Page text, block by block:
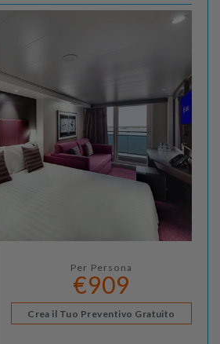
Per Persona
€909
Crea il Tuo Preventivo Gratuito